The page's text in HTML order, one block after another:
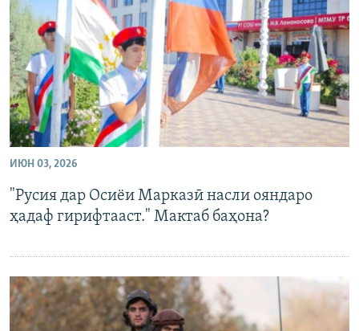
ГУЗОРИШҲОИ РАДИОӢ
Русский
ПАЙГИРӢ КУНЕД
ИЮН 03, 2026
"Русия дар Осиёи Марказӣ насли ояндаро
ҳадаф гирифтааст." Мактаб баҳона?